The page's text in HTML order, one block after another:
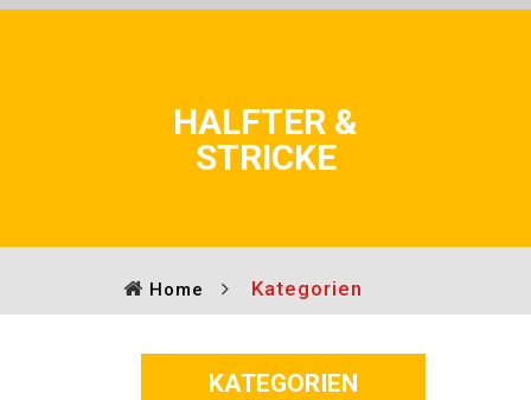
HALFTER &
STRICKE
Home Kategorien
KATEGORIEN